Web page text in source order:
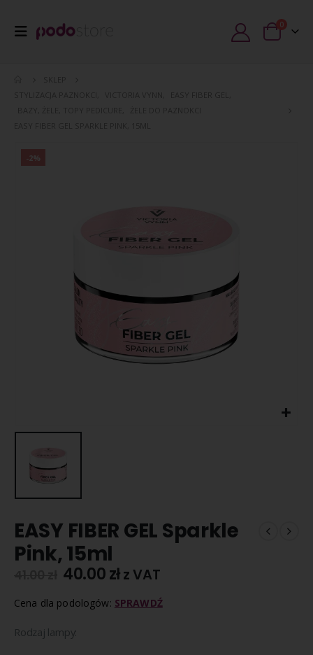
0
-2%
EASY FIBER GEL Sparkle
Pink, 15ml
40.00złz VAT
Cena dla podologów: SPRAWDŹ
Rodzaj lampy: